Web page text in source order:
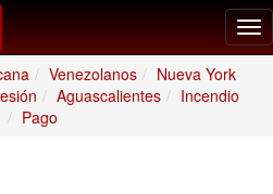
Venezolanos
Nueva York
Aguascalientes
Incendio
Pago